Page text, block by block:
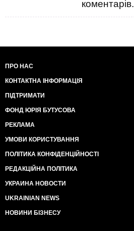
коментарів.
ПРО НАС
КОНТАКТНА ІНФОРМАЦІЯ
ПІДТРИМАТИ
ФОНД ЮРІЯ БУТУСОВА
РЕКЛАМА
УМОВИ КОРИСТУВАННЯ
ПОЛІТИКА КОНФІДЕНЦІЙНОСТІ
РЕДАКЦІЙНА ПОЛІТИКА
УКРАИНА НОВОСТИ
UKRAINIAN NEWS
НОВИНИ БІЗНЕСУ